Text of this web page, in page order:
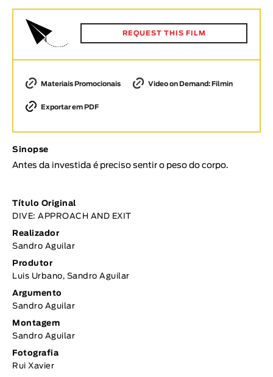
Animar
DURAÇÃO
< / >
GÉNERO
Ficção
Animação
Experimental
TÓPICOS
Tópicos selecionados
REQUEST THIS FILM
Materiais Promocionais Video on Demand: Filmin
Exportar em PDF
Sinopse
Antes da investida é preciso sentir o peso do corpo.
Título Original
DIVE: APPROACH AND EXIT
Realizador
Sandro Aguilar
Produtor
Luis Urbano, Sandro Aguilar
Argumento
Sandro Aguilar
Montagem
Sandro Aguilar
Fotografia
Rui Xavier